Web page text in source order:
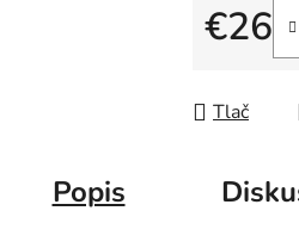
€26
Tlač
Popis